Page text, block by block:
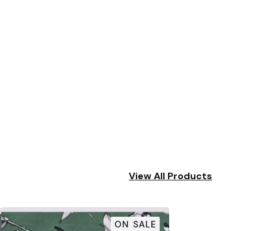
View All Products
ON SALE